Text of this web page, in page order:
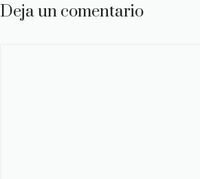
Deja un comentario